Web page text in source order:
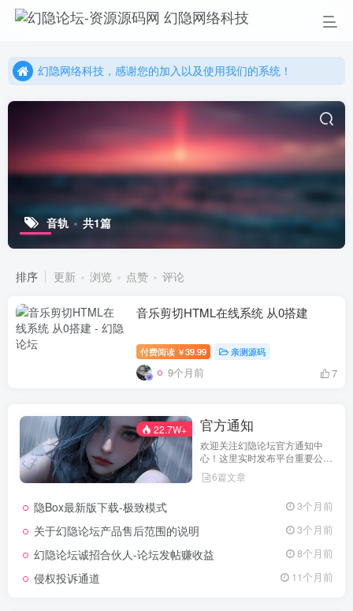
幻隐网络科技，感谢您的加入以及使用我们的系统！
幻隐网络科技，感谢您的加入以及使用我们的系统！
音轨 共1篇
排序 更新 浏览 点赞 评论
音乐剪切HTML在线系统 从0搭建
付费阅读 ￥39.99 亲测源码
9个月前 7
22.7W+ 官方通知
欢迎关注幻隐论坛官方通知中
心！这里实时发布平台重要公
告、活动规则、功能更新、安全
提醒及用户权益说明，确保每位
们坚持公开透明，通过权威通知
坛获得更优质、安全的使用体
验！立即查看，不错过关键信
息！
6篇文章
隐Box最新版下载-极致模式 3个月前
关于幻隐论坛产品售后范围的说明 3个月前
幻隐论坛诚招合伙人-论坛发帖赚收益 8个月前
侵权投诉通道 11个月前